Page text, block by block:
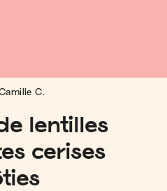
lentilles
cerises
C.